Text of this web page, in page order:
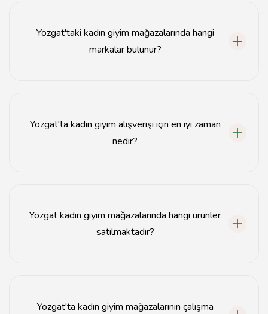
Yozgat'taki kadın giyim mağazalarında hangi
markalar bulunur?
Yozgat'ta kadın giyim alışverişi için en iyi zaman
nedir?
Yozgat kadın giyim mağazalarında hangi ürünler
satılmaktadır?
Yozgat'ta kadın giyim mağazalarının çalışma